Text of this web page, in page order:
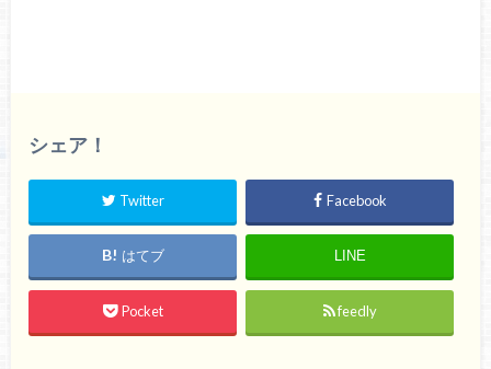
シェア！
Twitter Facebook
はてブ LINE
Pocket feedly